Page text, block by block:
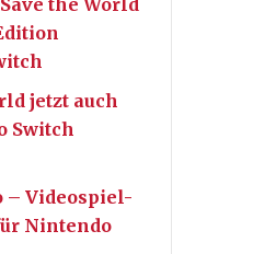
jetzt auch
Switch
– Videospiel-
Nintendo